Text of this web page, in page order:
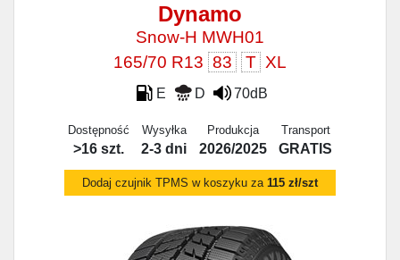
Dynamo
Snow‑H MWH01
165/70 R13 83 T XL
E D 70dB
Dostępność
>16 szt.
Wysyłka
2-3 dni
Produkcja
2026/2025
Transport
GRATIS
Dodaj czujnik TPMS w koszyku za 115 zł/szt